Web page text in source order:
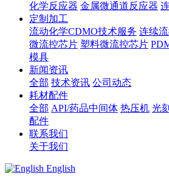
化学反应器 金属微通道反应器
定制加工
流动化学CDMO技术服务 连续
微流控芯片 塑料微流控芯片
模具
新闻资讯
全部 技术资讯 公司动态
耗材配件
全部 API/药品中间体 热压机 光
配件
联系我们
关于我们
English